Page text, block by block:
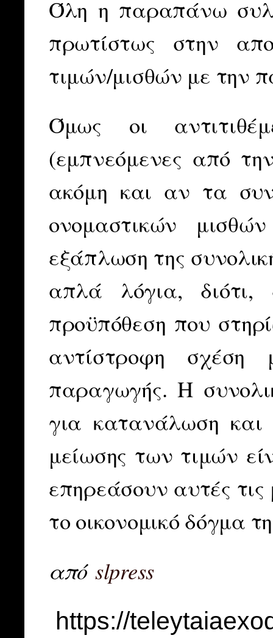
Όλη η παραπάνω
πρωτίστως στην
τιμών/μισθών με την
Όμως οι
(εμπνεόμενες από
ακόμη και αν τα
ονομαστικών
εξάπλωση της
απλά λόγια,
προϋπόθεση που
αντίστροφη σχέση
παραγωγής. Η
για κατανάλωση και
μείωσης των τιμών
επηρεάσουν αυτές
το οικονομικό δόγμα
από slpress
https://